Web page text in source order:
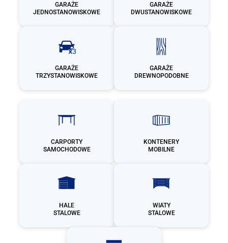
GARAŻE
JEDNOSTANOWISKOWE
GARAŻE
DWUSTANOWISKOWE
GARAŻE
TRZYSTANOWISKOWE
GARAŻE
DREWNOPODOBNE
CARPORTY
SAMOCHODOWE
KONTENERY
MOBILNE
HALE
STALOWE
WIATY
STALOWE